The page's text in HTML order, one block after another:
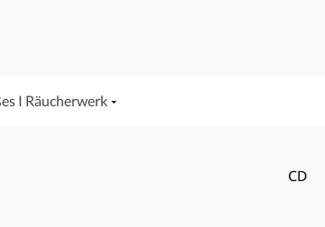
I Räucherwerk
CD